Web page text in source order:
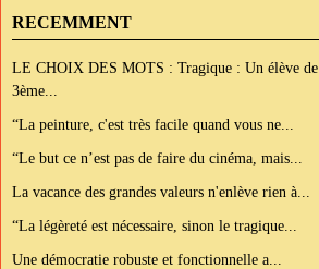
RECEMMENT
LE CHOIX DES MOTS : Tragique : Un élève de
3ème...
“La peinture, c'est très facile quand vous ne...
“Le but ce n’est pas de faire du cinéma, mais...
La vacance des grandes valeurs n'enlève rien à...
“La légèreté est nécessaire, sinon le tragique...
Une démocratie robuste et fonctionnelle a...